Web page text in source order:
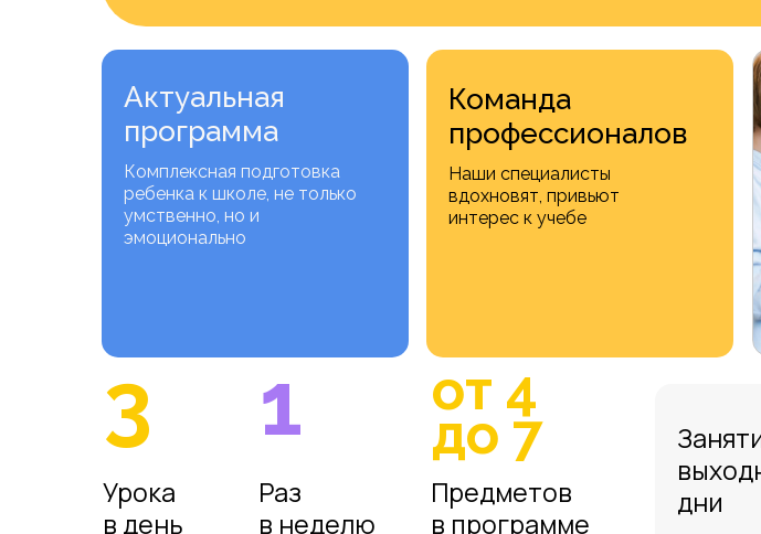
Команда
профессионалов
Наши специалисты
вдохновят, привьют
интерес к учебе
Актуальная
программа
Комплексная подготовка
ребенка к школе, не только
умственно, но и
эмоционально
3
Урока
в день
1
Раз
в неделю
от 4
до 7
Предметов
в программе
дни